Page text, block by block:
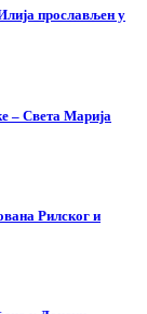
прослављен у
– Света Марија
Рилског и